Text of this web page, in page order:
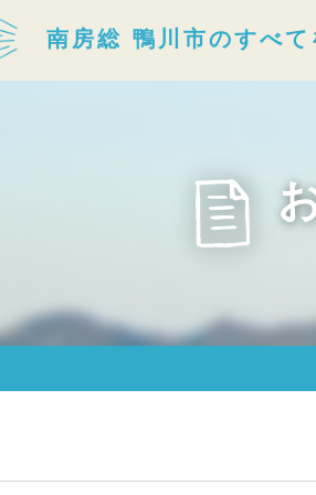
南房総 鴨川市のすべ